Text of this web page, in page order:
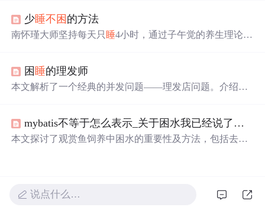
少睡不困 的方法
南怀瑾大师坚持每天只 睡4小时，通过子午觉的养生理论，
科学睡眠对健康的重要作用。
困 睡的理发师
本文解析了一个经典的并发问题——理发店问题。介绍了
过信号量和互斥机制解决顾客等待和理发师服务的问题。
mybatis不等于怎么表示_关于困水我已经说了很多次了，净水不等于困水，怎么就不明白呢？...
本文探讨了观赏鱼饲养中困水的重要性及方法，包括去除
说点什么…